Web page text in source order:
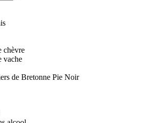
chèvre
vache
de Bretonne Pie Noir